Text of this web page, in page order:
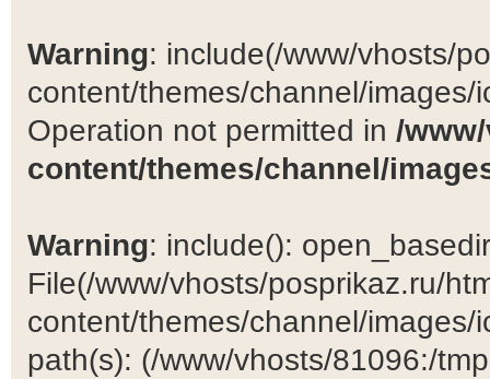
Warning: include(/www/vhosts/
content/themes/channel/
Operation not permitted in /
content/themes/channel/
Warning: include():
File(/www/vhosts/posprikaz.ru/
content/themes/channel/
path(s): (/www/vhosts/81096:/